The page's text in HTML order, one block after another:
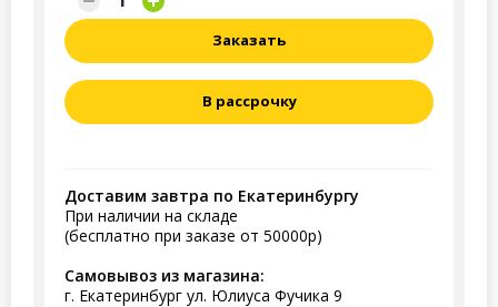
Заказать
В рассрочку
Доставим завтра по Екатеринбургу
При наличии на складе
(бесплатно при заказе от 50000р)
Самовывоз из магазина:
г. Екатеринбург ул. Юлиуса Фучика 9